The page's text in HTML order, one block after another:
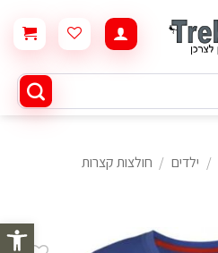
פתח
/ ילדים / חולצות קצרות